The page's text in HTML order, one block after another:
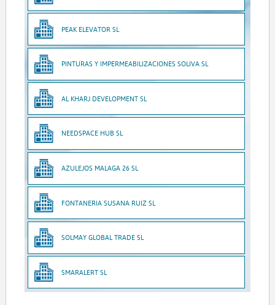
PEAK ELEVATOR SL
PINTURAS Y IMPERMEABILIZACIONES SOLIVA SL
AL KHARJ DEVELOPMENT SL
NEEDSPACE HUB SL
AZULEJOS MALAGA 26 SL
FONTANERIA SUSANA RUIZ SL
SOLMAY GLOBAL TRADE SL
SMARALERT SL